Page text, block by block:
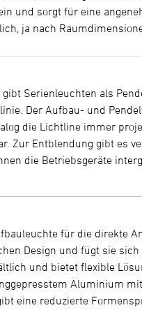
und sorgt für eine
ja nach
Serienleuchten als
Der Aufbau- und
die Lichtline immer
Zur Entblendung gibt es
die Betriebsgeräte
für die direkte
Design und fügt sie
und bietet flexible
Aluminium mit
eine reduzierte